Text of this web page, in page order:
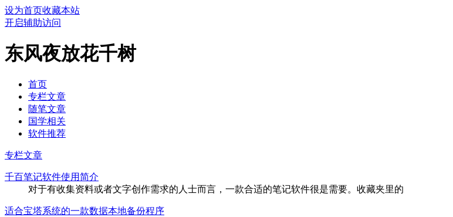
设为首页收藏本站
开启辅助访问
东风夜放花千树
首页
专栏文章
随笔文章
国学相关
软件推荐
专栏文章
千百笔记软件使用简介
对于有收集资料或者文字创作需求的人士而言，一款合适的笔记软件很是需要。收藏夹里的
适合宝塔系统的一款数据本地备份程序